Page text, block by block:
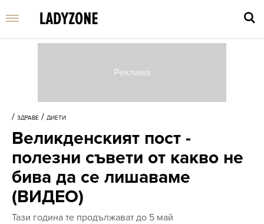
Enter
/ ЗДРАВЕ / ДИЕТИ
Великденският пост -
полезни съвети от какво не
бива да се лишаваме
(ВИДЕО)
Тази година те продължават до 5 май